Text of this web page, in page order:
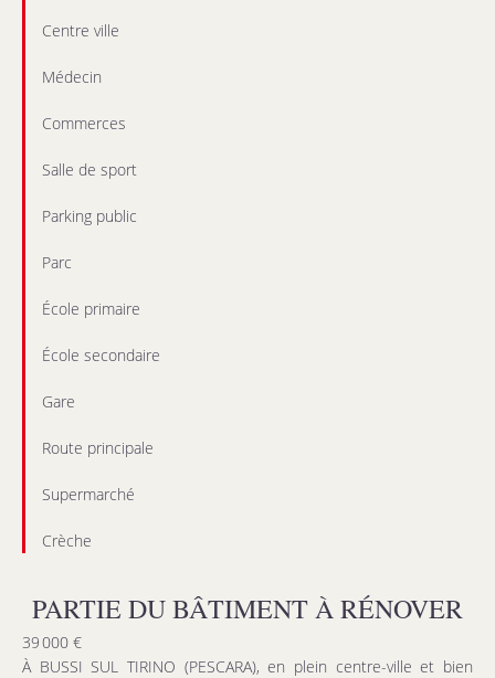
Centre ville
Médecin
Commerces
Salle de sport
Parking public
Parc
École primaire
École secondaire
Gare
Route principale
Supermarché
Crèche
PARTIE DU BÂTIMENT À RÉNOVER
39 000 €
À BUSSI SUL TIRINO (PESCARA), en plein centre-ville et bien